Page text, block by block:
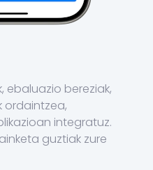
ebaluazio bereziak,
ordaintzea,
integratuz.
guztiak zure